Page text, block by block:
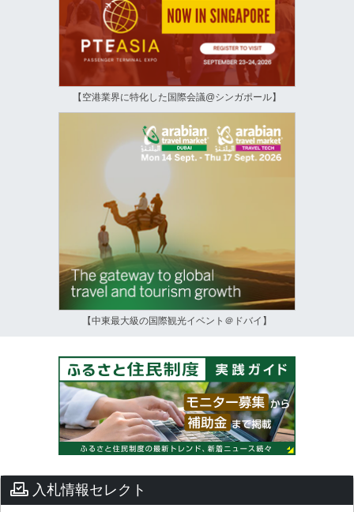
【空港業界に特化した国際会議@シンガポール】
【中東最大級の国際観光イベント＠ドバイ】
入札情報セレクト